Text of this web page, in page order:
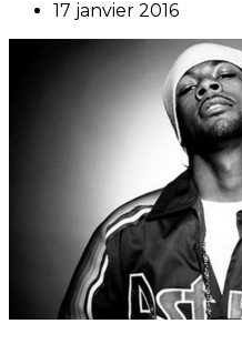
17 janvier 2016